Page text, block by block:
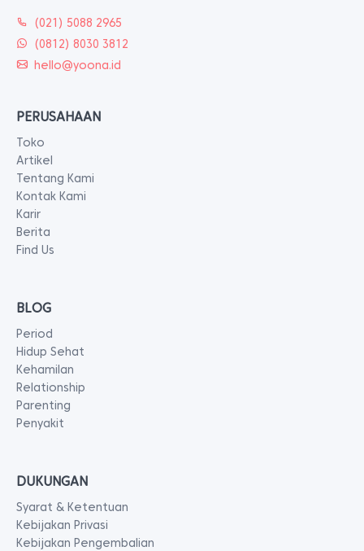
(021) 5088 2965
(0812) 8030 3812
hello@yoona.id
PERUSAHAAN
Toko
Artikel
Tentang Kami
Kontak Kami
Karir
Berita
Find Us
BLOG
Period
Hidup Sehat
Kehamilan
Relationship
Parenting
Penyakit
DUKUNGAN
Syarat & Ketentuan
Kebijakan Privasi
Kebijakan Pengembalian